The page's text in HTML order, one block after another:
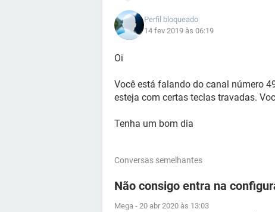
Perfil bloqueado
14 fev 2019 às 06:19
Oi
Você está falando do canal número
esteja com certas teclas travadas.
Tenha um bom dia
Conversas semelhantes
Não consigo entra na
Mega - 20 abr 2020 às 13:03